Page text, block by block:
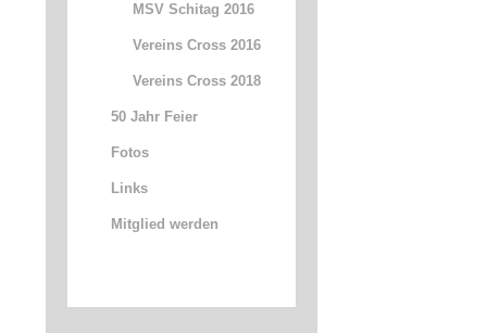
MSV Schitag 2016
Vereins Cross 2016
Vereins Cross 2018
50 Jahr Feier
Fotos
Links
Mitglied werden